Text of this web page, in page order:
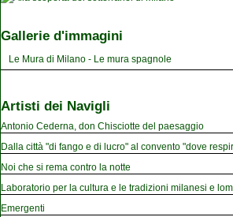
Gallerie d'immagini
Le Mura di Milano - Le mura spagnole
Artisti dei Navigli
Antonio Cederna, don Chisciotte del paesaggio
Dalla città "di fango e di lucro" al convento "dove
Noi che si rema contro la notte
Laboratorio per la cultura e le tradizioni milanesi e
Emergenti